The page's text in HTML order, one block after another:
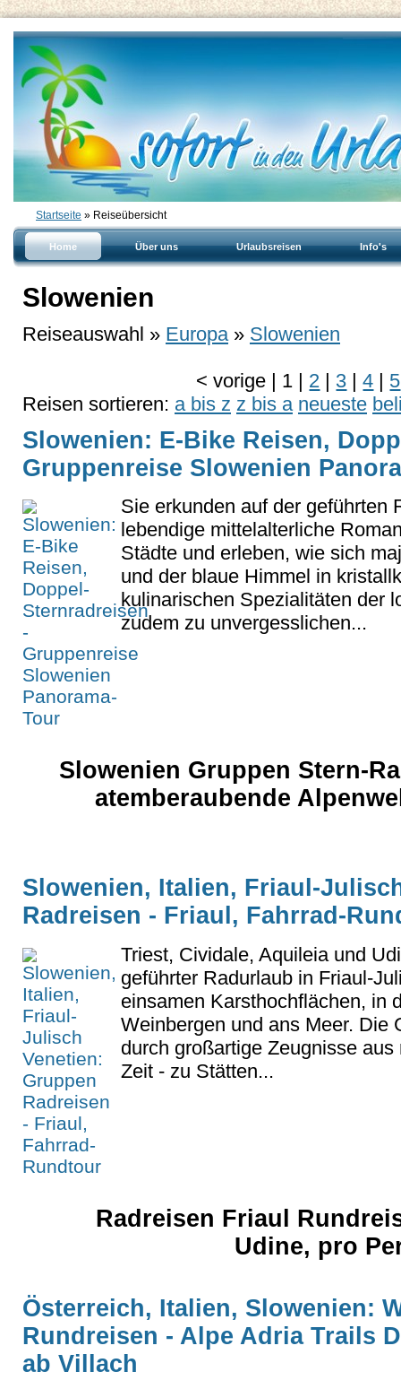
Startseite » Reiseübersicht
Home Über uns Urlaubsreisen Info's
Slowenien
Reiseauswahl » Europa » Slowenien
<vorige | 1 | 2 | 3 | 4 | 5
Reisen sortieren: a bis z z bis a neueste
Slowenien: E-Bike Reisen,
Gruppenreise Slowenien
Sie erkunden auf der geführten
lebendige mittelalterliche
Städte und erleben, wie sich
und der blaue Himmel in
kulinarischen Spezialitäten der
zudem zu unvergesslichen...
Slowenien Gruppen Stern-
atemberaubende
Slowenien, Italien, Friaul-
Radreisen - Friaul, Fahrrad-
Triest, Cividale, Aquileia und
geführter Radurlaub in Friaul-
einsamen Karsthochflächen, in
Weinbergen und ans Meer. Die
durch großartige Zeugnisse
Zeit - zu Stätten...
Radreisen Friaul
Udine, pro
Österreich, Italien, Slowenien:
Rundreisen - Alpe Adria Trails
ab Villach